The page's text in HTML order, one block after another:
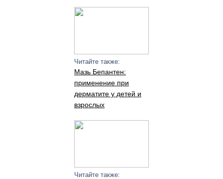
Читайте также:
Мазь Бепантен:
применение при
дерматите у детей и
взрослых
Читайте также: